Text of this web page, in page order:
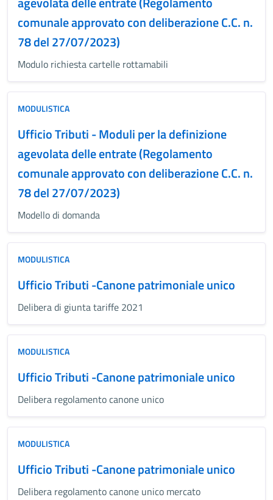
comunale approvato con deliberazione C.C. n.
78 del 27/07/2023)
Modulo richiesta cartelle rottamabili
MODULISTICA
Ufficio Tributi - Moduli per la definizione
agevolata delle entrate (Regolamento
comunale approvato con deliberazione C.C. n.
78 del 27/07/2023)
Modello di domanda
MODULISTICA
Ufficio Tributi -Canone patrimoniale unico
Delibera di giunta tariffe 2021
MODULISTICA
Ufficio Tributi -Canone patrimoniale unico
Delibera regolamento canone unico
MODULISTICA
Ufficio Tributi -Canone patrimoniale unico
Delibera regolamento canone unico mercato